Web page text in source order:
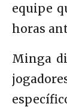
equipe
horas
Minga